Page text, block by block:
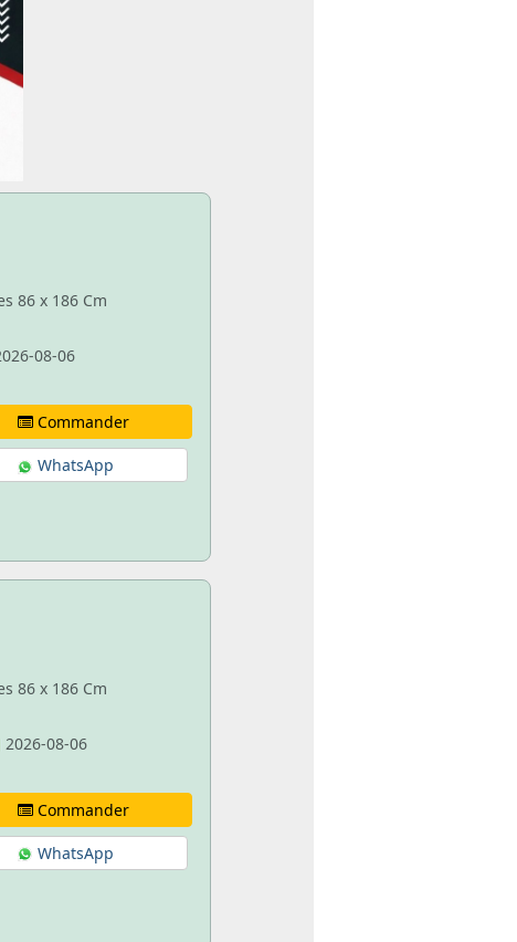
86 x 186 Cm
08-06
Commander
WhatsApp
86 x 186 Cm
2026-08-06
Commander
WhatsApp